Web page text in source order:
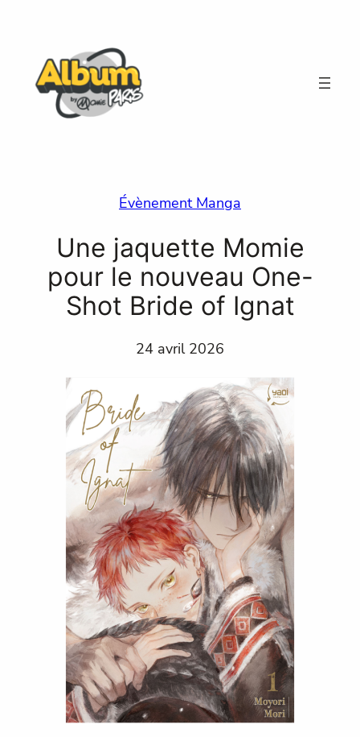
contenu
Évènement Manga
Une jaquette Momie
pour le nouveau One-
Shot Bride of Ignat
24 avril 2026